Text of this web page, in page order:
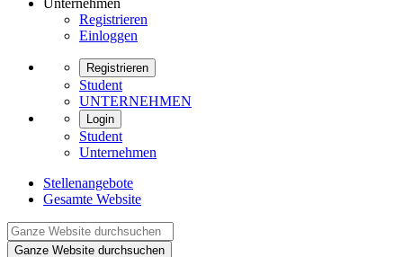
Unternehmen
Registrieren
Einloggen
Registrieren
Student
UNTERNEHMEN
Login
Student
Unternehmen
Stellenangebote
Gesamte Website